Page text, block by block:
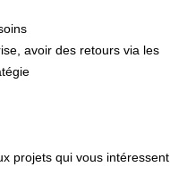
avoir des retours via les
projets qui vous intéressent